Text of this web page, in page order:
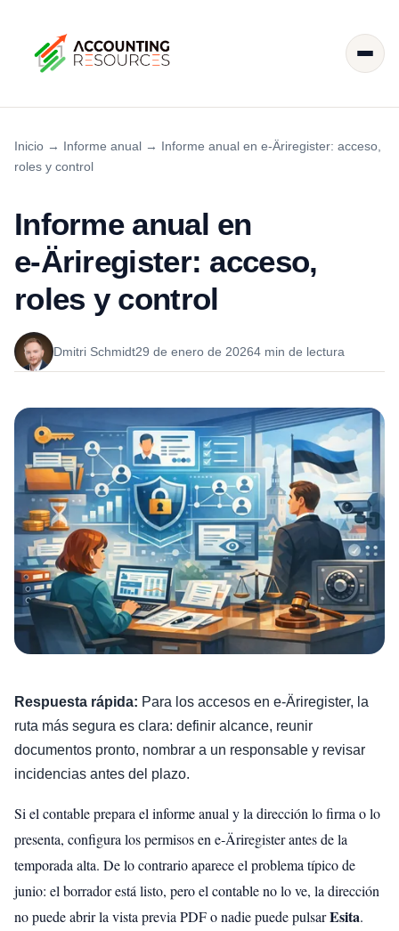
Inicio → Informe anual → Informe anual en e‑Äriregister: acceso,
roles y control
Informe anual en
e‑Äriregister: acceso,
roles y control
Dmitri Schmidt29 de enero de 20264 min de lectura
Respuesta rápida: Para los accesos en e‑Äriregister, la
ruta más segura es clara: definir alcance, reunir
documentos pronto, nombrar a un responsable y revisar
incidencias antes del plazo.
Si el contable prepara el informe anual y la dirección lo firma o lo
presenta, configura los permisos en e‑Äriregister antes de la
temporada alta. De lo contrario aparece el problema típico de
junio: el borrador está listo, pero el contable no lo ve, la dirección
no puede abrir la vista previa PDF o nadie puede pulsarEsita.